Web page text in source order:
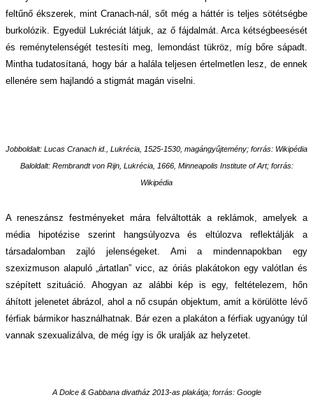
feltűnő ékszerek, mint Cranach-nál, sőt még a háttér is teljes sötétségbe
burkolózik. Egyedül Lukréciát látjuk, az ő fájdalmát. Arca kétségbeesését
és reménytelenségét testesíti meg, lemondást tükröz, míg bőre sápadt.
Mintha tudatosítaná, hogy bár a halála teljesen értelmetlen lesz, de ennek
ellenére sem hajlandó a stigmát magán viselni.
Jobboldalt: Lucas Cranach id., Lukrécia , 1525-1530, magángyűjtemény; forrás: Wikipédia
Baloldalt: Rembrandt von Rijn, Lukrécia, 1666, Minneapolis Institute of Art; forrás:
Wikipédia
A reneszánsz festményeket mára felváltották a reklámok, amelyek a
média hipotézise szerint hangsúlyozva és eltúlozva reflektálják a
társadalomban zajló jelenségeket. Ami a mindennapokban egy
szexizmuson alapuló „ártatlan” vicc, az óriás plakátokon egy valótlan és
szépített szituáció. Ahogyan az alábbi kép is egy, feltételezem, hőn
áhított jelenetet ábrázol, ahol a nő csupán objektum, amit a körülötte lévő
férfiak bármikor használhatnak. Bár ezen a plakáton a férfiak ugyanúgy túl
vannak szexualizálva, de még így is ők uralják az helyzetet.
A Dolce & Gabbana divatház 2013-as plakátja; forrás: Google